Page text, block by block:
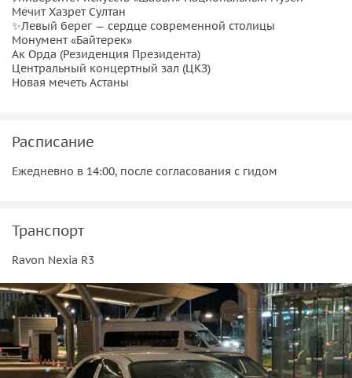
Мечит Хазрет Султан
✨Левый берег — сердце современной столицы
Монумент «Байтерек»
Ак Орда (Резиденция Президента)
Центральный концертный зал (ЦКЗ)
Новая мечеть Астаны
Расписание
Ежедневно в 14:00, после согласования с гидом
Транспорт
Ravon Nexia R3